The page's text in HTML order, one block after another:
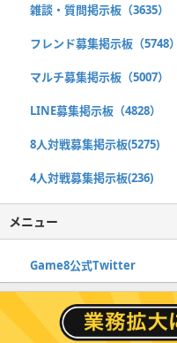
雑談・質問掲示板（3635）
フレンド募集掲示板（5748）
マルチ募集掲示板（5007）
LINE募集掲示板（4828）
8人対戦募集掲示板(5275)
4人対戦募集掲示板(236)
メニュー
Game8公式Twitter